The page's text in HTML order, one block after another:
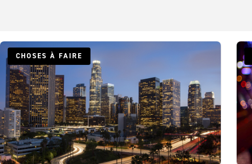
CHOSES À FAIRE